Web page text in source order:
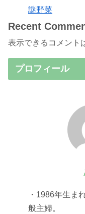
謎野菜
Recent
表示できるコメント
プロフィール
・1986年生ま
般主婦。